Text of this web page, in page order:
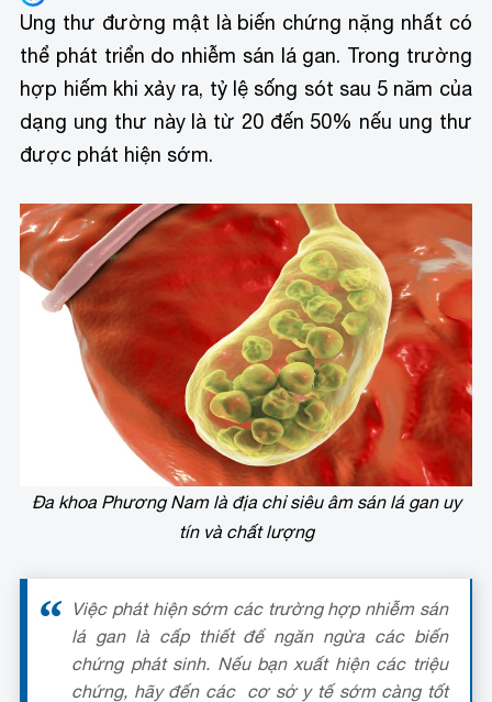
Ung thư đường mật là biến chứng nặng nhất có
thể phát triển do nhiễm sán lá gan. Trong trường
hợp hiếm khi xảy ra, tỷ lệ sống sót sau 5 năm của
dạng ung thư này là từ 20 đến 50% nếu ung thư
được phát hiện sớm.
Đa khoa Phương Nam là địa chỉ siêu âm sán lá gan uy
tín và chất lượng
Việc phát hiện sớm các trường hợp nhiễm sán
lá gan là cấp thiết để ngăn ngừa các biến
chứng phát sinh. Nếu bạn xuất hiện các triệu
chứng, hãy đến các cơ sở y tế sớm càng tốt